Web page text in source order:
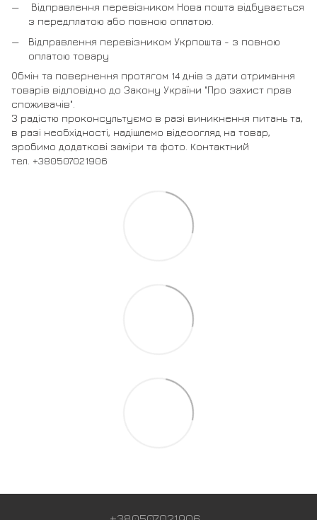
Відправлення перевізником Нова пошта відбувається
з передплатою або повною оплатою.
Відправлення перевізником Укрпошта - з повною
оплатою товару
Обмін та повернення протягом 14 днів з дати отримання
товарів відповідно до Закону України "Про захист прав
споживачів".
З радістю проконсультуємо в разі виникнення питань та,
в разі необхідності, надішлемо відеоогляд на товар,
зробимо додаткові заміри та фото. Контактний
тел. +380507021906